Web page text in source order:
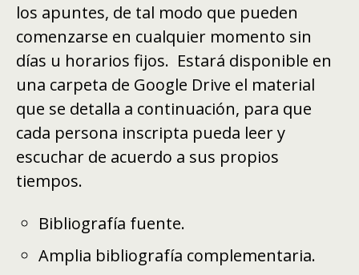
los apuntes, de tal modo que pueden
comenzarse en cualquier momento sin
días u horarios fijos. Estará disponible en
una carpeta de Google Drive el material
que se detalla a continuación, para que
cada persona inscripta pueda leer y
escuchar de acuerdo a sus propios
tiempos.
Bibliografía fuente.
Amplia bibliografía complementaria.